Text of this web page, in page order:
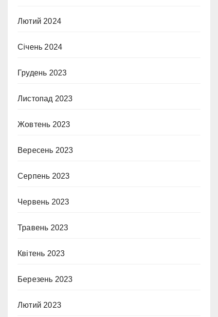
Лютий 2024
Січень 2024
Грудень 2023
Листопад 2023
Жовтень 2023
Вересень 2023
Серпень 2023
Червень 2023
Травень 2023
Квітень 2023
Березень 2023
Лютий 2023